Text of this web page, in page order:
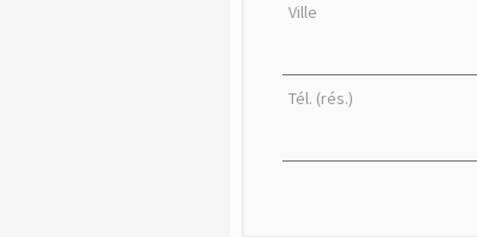
Ville
Tél. (rés.)